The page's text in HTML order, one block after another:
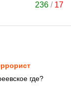
236 / 17
где?